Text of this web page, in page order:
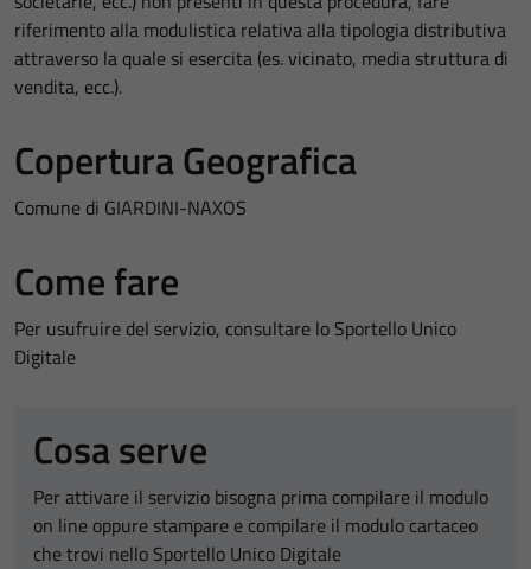
riferimento alla modulistica relativa alla tipologia distributiva
attraverso la quale si esercita (es. vicinato, media struttura di
vendita, ecc.).
Copertura Geografica
Comune di GIARDINI-NAXOS
Come fare
Per usufruire del servizio, consultare lo Sportello Unico
Digitale
Cosa serve
Per attivare il servizio bisogna prima compilare il modulo
on line oppure stampare e compilare il modulo cartaceo
che trovi nello Sportello Unico Digitale